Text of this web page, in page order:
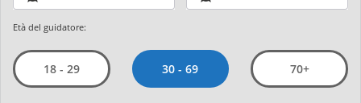
Età del guidatore:
18 - 29 30 - 69 70+